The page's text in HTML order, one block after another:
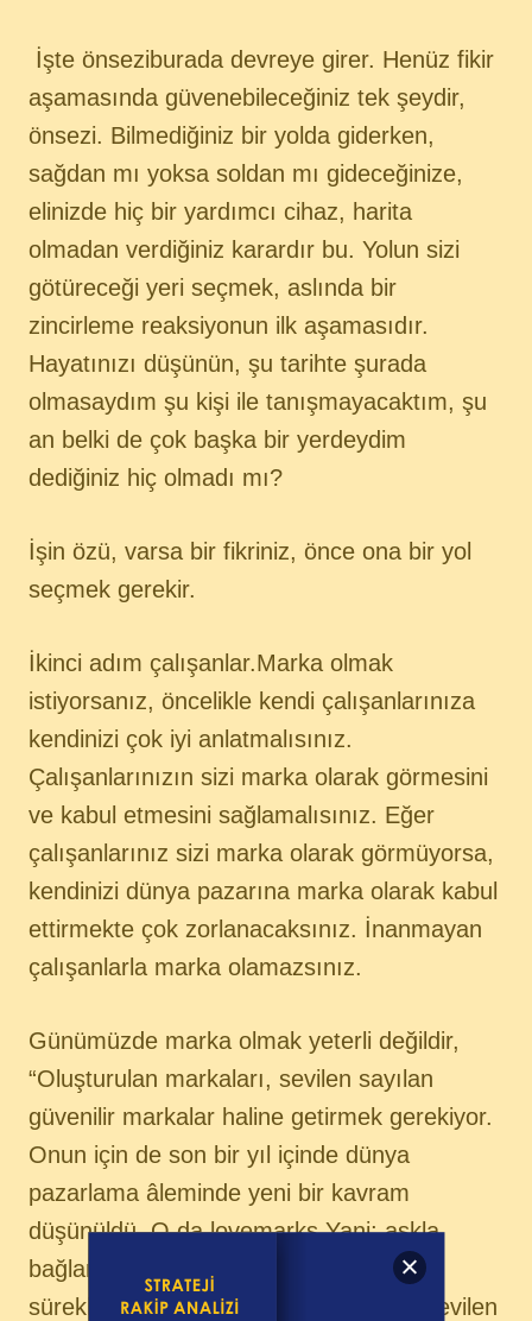
İşte önseziburada devreye girer. Henüz fikir
aşamasında güvenebileceğiniz tek şeydir,
önsezi. Bilmediğiniz bir yolda giderken,
sağdan mı yoksa soldan mı gideceğinize,
elinizde hiç bir yardımcı cihaz, harita
olmadan verdiğiniz karardır bu. Yolun sizi
götüreceği yeri seçmek, aslında bir
zincirleme reaksiyonun ilk aşamasıdır.
Hayatınızı düşünün, şu tarihte şurada
olmasaydım şu kişi ile tanışmayacaktım, şu
an belki de çok başka bir yerdeydim
dediğiniz hiç olmadı mı?
İşin özü, varsa bir fikriniz, önce ona bir yol
seçmek gerekir.
İkinci adım çalışanlar.Marka olmak
istiyorsanız, öncelikle kendi çalışanlarınıza
kendinizi çok iyi anlatmalısınız.
Çalışanlarınızın sizi marka olarak görmesini
ve kabul etmesini sağlamalısınız. Eğer
çalışanlarınız sizi marka olarak görmüyorsa,
kendinizi dünya pazarına marka olarak kabul
ettirmekte çok zorlanacaksınız. İnanmayan
çalışanlarla marka olamazsınız.
Günümüzde marka olmak yeterli değildir,
“Oluşturulan markaları, sevilen sayılan
güvenilir markalar haline getirmek gerekiyor.
Onun için de son bir yıl içinde dünya
pazarlama âleminde yeni bir kavram
düşünüldü. O da lovemarks.Yani; aşkla
bağlanılan markalar diyoruz. Markanızı
sürekli kılmak istiyorsanız, o markayı sevilen